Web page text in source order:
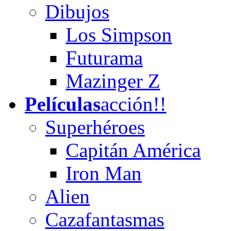
Dibujos
Los Simpson
Futurama
Mazinger Z
Películasacción!!
Superhéroes
Capitán América
Iron Man
Alien
Cazafantasmas